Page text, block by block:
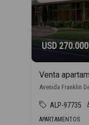
USD 270.000
ALP-97735
APARTAMENTOS